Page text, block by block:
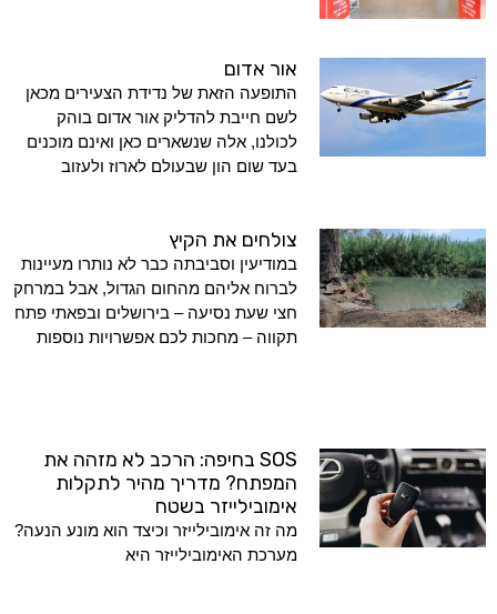
אור אדום
התופעה הזאת של נדידת הצעירים מכאן
לשם חייבת להדליק אור אדום בוהק
לכולנו, אלה שנשארים כאן ואינם מוכנים
בעד שום הון שבעולם לארוז ולעזוב
צולחים את הקיץ
במודיעין וסביבתה כבר לא נותרו מעיינות
לברוח אליהם מהחום הגדול, אבל במרחק
חצי שעת נסיעה – בירושלים ובפאתי פתח
תקווה – מחכות לכם אפשרויות נוספות
SOS בחיפה: הרכב לא מזהה את
המפתח? מדריך מהיר לתקלות
אימובילייזר בשטח
מה זה אימובילייזר וכיצד הוא מונע הנעה?
מערכת האימובילייזר היא